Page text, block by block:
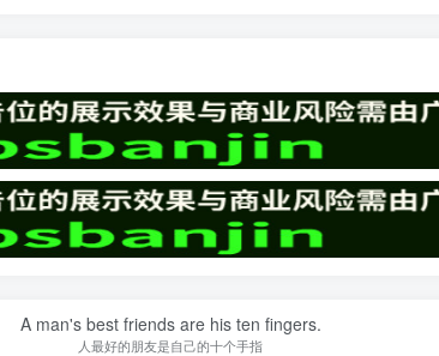
A man's best friends are his ten fingers.
人最好的朋友是自己的十个手指